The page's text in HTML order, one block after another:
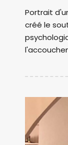
Portrait
créé le